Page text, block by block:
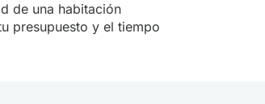
de una habitación
presupuesto y el tiempo